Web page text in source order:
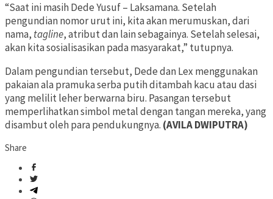
“Saat ini masih Dede Yusuf – Laksamana. Setelah
pengundian nomor urut ini, kita akan merumuskan, dari
nama, tagline, atribut dan lain sebagainya. Setelah selesai,
akan kita sosialisasikan pada masyarakat,” tutupnya.
Dalam pengundian tersebut, Dede dan Lex menggunakan
pakaian ala pramuka serba putih ditambah kacu atau dasi
yang melilit leher berwarna biru. Pasangan tersebut
memperlihatkan simbol metal dengan tangan mereka, yang
disambut oleh para pendukungnya. (AVILA DWIPUTRA)
Share